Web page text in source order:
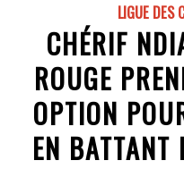
LIGUE DES
CHÉRIF
ROUGE
OPTION
EN BATTANT